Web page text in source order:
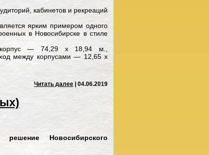
кабинетов и рекреаций
ярким примером одного
в Новосибирске в стиле
корпус — 74,29 х 18,94 м.,
между корпусами — 12,65 х
Читать далее | 04.06.2019
Новосибирского